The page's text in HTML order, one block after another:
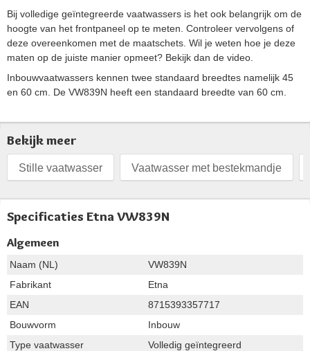
Bij volledige geïntegreerde vaatwassers is het ook belangrijk om de
hoogte van het frontpaneel op te meten. Controleer vervolgens of
deze overeenkomen met de maatschets. Wil je weten hoe je deze
maten op de juiste manier opmeet? Bekijk dan de video.
Inbouwvaatwassers kennen twee standaard breedtes namelijk 45
en 60 cm. De VW839N heeft een standaard breedte van 60 cm.
Bekijk meer
Stille vaatwasser Vaatwasser met bestekmandje
Specificaties Etna VW839N
Algemeen
Naam (NL)
VW839N
Fabrikant
Etna
EAN
8715393357717
Bouwvorm
Inbouw
Type vaatwasser
Volledig geïntegreerd